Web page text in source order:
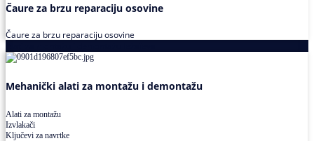
Čaure za brzu reparaciju osovine
Čaure za brzu reparaciju osovine
Mehanički alati za montažu i demontažu
Alati za montažu
Izvlakači
Ključevi za navrtke